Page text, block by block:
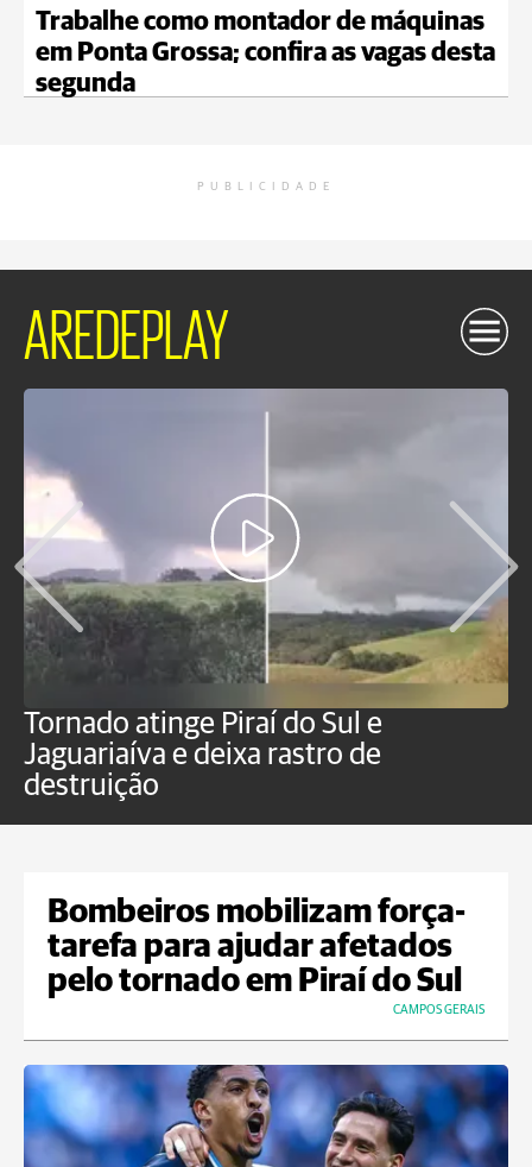
Trabalhe como montador de máquinas
em Ponta Grossa; confira as vagas desta
segunda
PUBLICIDADE
AREDEPLAY
Tornado atinge Piraí do Sul e
Jaguariaíva e deixa rastro de
destruição
Bombeiros mobilizam força-
tarefa para ajudar afetados
pelo tornado em Piraí do Sul
CAMPOS GERAIS